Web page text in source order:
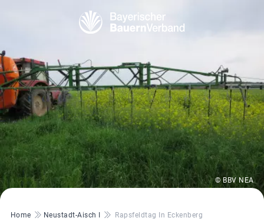
© BBV NEA
Pfadnavigation
Home Neustadt-Aisch I Rapsfeldtag In Eckenberg